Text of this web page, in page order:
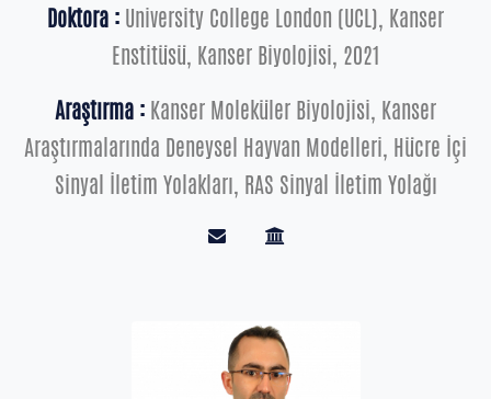
Doktora : University College London (UCL), Kanser
Enstitüsü, Kanser Biyolojisi, 2021
Araştırma : Kanser Moleküler Biyolojisi, Kanser
Araştırmalarında Deneysel Hayvan Modelleri, Hücre İçi
Sinyal İletim Yolakları, RAS Sinyal İletim Yolağı